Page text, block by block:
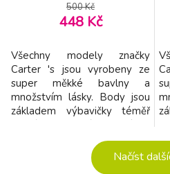
500 Kč
448 Kč
Všechny modely značky
Carter 's jsou vyrobeny ze
super měkké bavlny a
množstvím lásky. Body jsou
základem výbavičky téměř
Navrženy jsou tak, aby byly
velmi pohodlné na nošení a v
trendy barvách. - 4 ks v
Načíst